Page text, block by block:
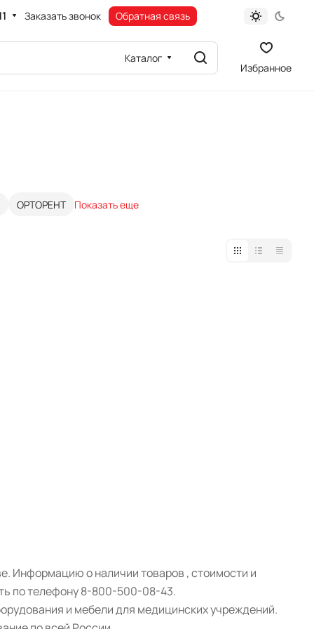
Заказать звонок Обратная связь
Каталог
Избранное
ОРТОРЕНТ Показать еще
Информацию о наличии товаров , стоимости и
по телефону 8-800-500-08-43.
и мебели для медицинских учреждений.